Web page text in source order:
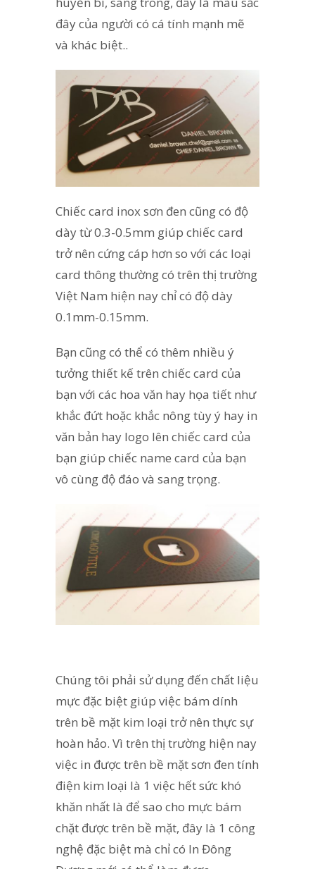
đây của người có cá tính mạnh mẽ
và khác biệt..
Chiếc card inox sơn đen cũng có độ
dày từ 0.3-0.5mm giúp chiếc card
trở nên cứng cáp hơn so với các loại
card thông thường có trên thị trường
Việt Nam hiện nay chỉ có độ dày
0.1mm-0.15mm.
Bạn cũng có thể có thêm nhiều ý
tưởng thiết kế trên chiếc card của
bạn với các hoa văn hay họa tiết như
khắc đứt hoặc khắc nông tùy ý hay in
văn bản hay logo lên chiếc card của
bạn giúp chiếc name card của bạn
vô cùng độ đáo và sang trọng.
Chúng tôi phải sử dụng đến chất liệu
mực đặc biệt giúp việc bám dính
trên bề mặt kim loại trở nên thực sự
hoàn hảo. Vì trên thị trường hiện nay
việc in được trên bề mặt sơn đen tính
điện kim loại là 1 việc hết sức khó
khăn nhất là để sao cho mực bám
chặt được trên bề mặt, đây là 1 công
nghệ đặc biệt mà chỉ có In Đông